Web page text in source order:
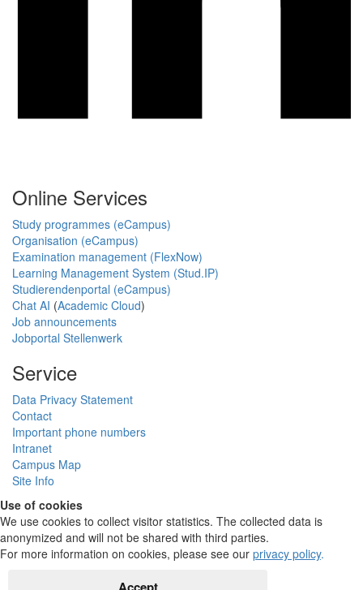
Online Services
Study programmes (eCampus)
Organisation (eCampus)
Examination management (FlexNow)
Learning Management System (Stud.IP)
Studierendenportal (eCampus)
Chat AI (Academic Cloud)
Job announcements
Jobportal Stellenwerk
Service
Data Privacy Statement
Contact
Important phone numbers
Intranet
Campus Map
Site Info
Use of cookies
We use cookies to collect visitor statistics. The collected data is
anonymized and will not be shared with third parties.
For more information on cookies, please see our privacy policy.
Accept